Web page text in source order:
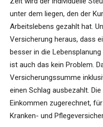
unter dem liegen, den der
Arbeitslebens gezahlt hat.
Versicherung heraus, dass
besser in die
ist auch das kein Problem.
Versicherungssumme
einen Schlag ausbezahlt.
Einkommen zugerechnet,
Kranken- und